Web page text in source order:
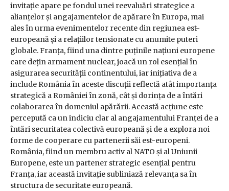
invitație apare pe fondul unei reevaluări strategice a
alianțelor și angajamentelor de apărare în Europa, mai
ales în urma evenimentelor recente din regiunea est-
europeană și a relațiilor tensionate cu anumite puteri
globale. Franța, fiind una dintre puținile națiuni europene
care dețin armament nuclear, joacă un rol esențial în
asigurarea securității continentului, iar inițiativa de a
include România în aceste discuții reflectă atât importanța
strategică a României în zonă, cât și dorința de a întări
colaborarea în domeniul apărării. Această acțiune este
percepută ca un indiciu clar al angajamentului Franței de a
întări securitatea colectivă europeană și de a explora noi
forme de cooperare cu partenerii săi est-europeni.
România, fiind un membru activ al NATO și al Uniunii
Europene, este un partener strategic esențial pentru
Franța, iar această invitație subliniază relevanța sa în
structura de securitate europeană.